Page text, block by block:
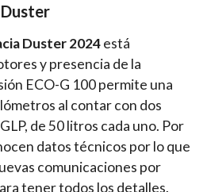
Duster 2024está
y presencia de la
ECO-G 100 permite una
al contar con dos
de 50 litros cada uno. Por
datos técnicos por lo que
comunicaciones por
tener todos los detalles.